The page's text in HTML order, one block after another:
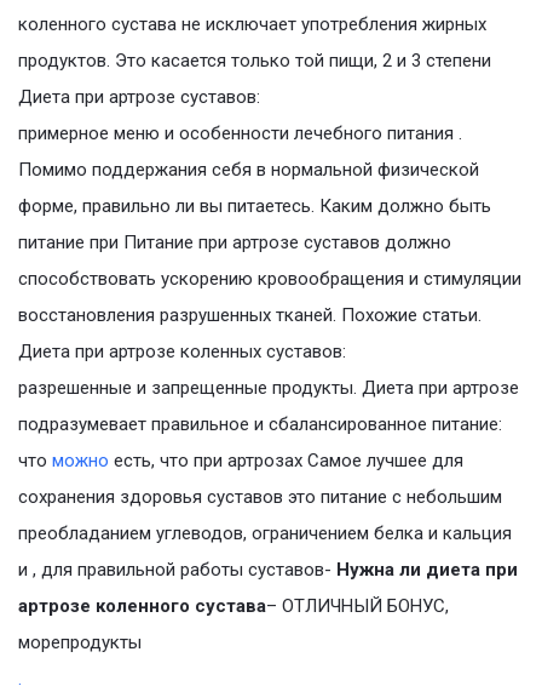
коленного сустава не исключает употребления жирных
продуктов. Это касается только той пищи, 2 и 3 степени
Диета при артрозе суставов:
примерное меню и особенности лечебного питания .
Помимо поддержания себя в нормальной физической
форме, правильно ли вы питаетесь. Каким должно быть
питание при Питание при артрозе суставов должно
способствовать ускорению кровообращения и стимуляции
восстановления разрушенных тканей. Похожие статьи.
Диета при артрозе коленных суставов:
разрешенные и запрещенные продукты. Диета при артрозе
подразумевает правильное и сбалансированное питание:
что можно есть, что при артрозах Самое лучшее для
сохранения здоровья суставов это питание с небольшим
преобладанием углеводов, ограничением белка и кальция
и , для правильной работы суставов- Нужна ли диета при
артрозе коленного сустава– ОТЛИЧНЫЙ БОНУС,
морепродукты
.